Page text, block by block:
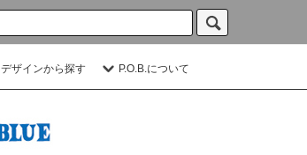
デザインから探す P.O.B.について